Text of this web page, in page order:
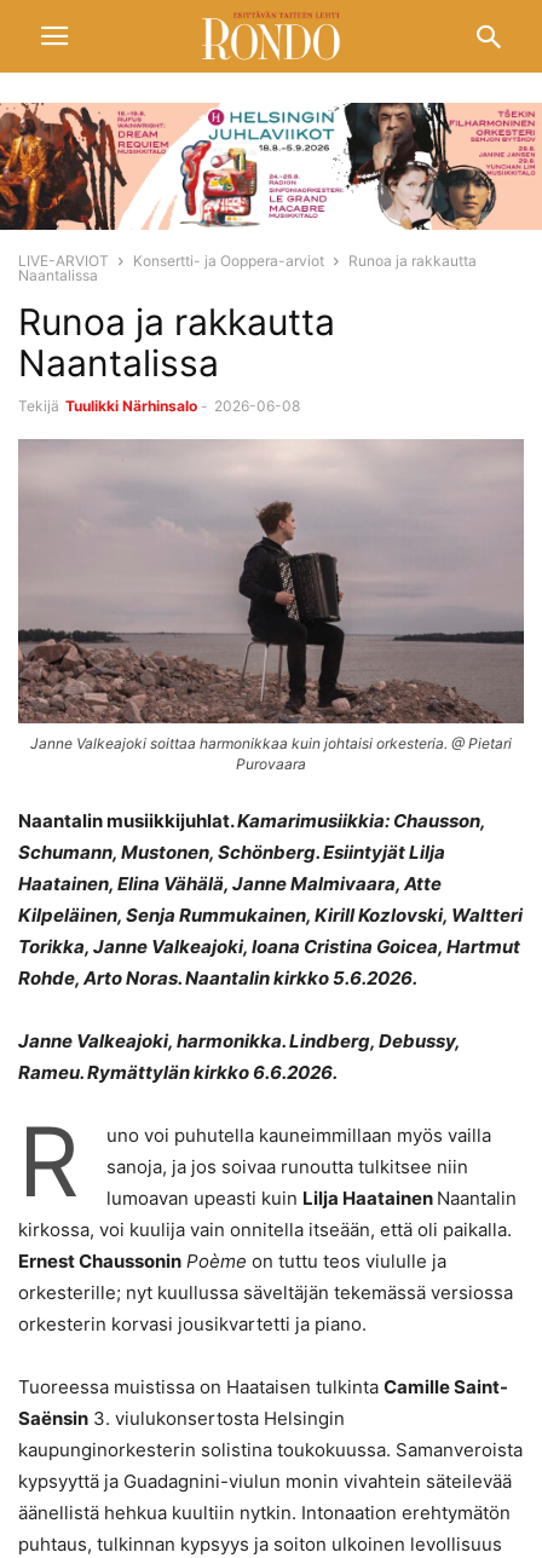
LIVE-ARVIOT Konsertti- ja Ooppera-arviot
Runoa ja rakkautta
Naantalissa
Runoa ja rakkautta
Naantalissa
Tekijä Tuulikki Närhinsalo - 2026-06-08
Janne Valkeajoki soittaa harmonikkaa kuin johtaisi orkesteria. @ Pietari
Purovaara
Naantalin musiikkijuhlat.Kamarimusiikkia: Chausson,
Schumann, Mustonen, Schönberg. Esiintyjät Lilja
Haatainen, Elina Vähälä, Janne Malmivaara, Atte
Kilpeläinen, Senja Rummukainen, Kirill Kozlovski, Waltteri
Torikka, Janne Valkeajoki, Ioana Cristina Goicea, Hartmut
Rohde, Arto Noras. Naantalin kirkko 5.6.2026.
Janne Valkeajoki, harmonikka. Lindberg, Debussy,
Rameu. Rymättylän kirkko 6.6.2026.
R
uno voi puhutella kauneimmillaan myös vailla
sanoja, ja jos soivaa runoutta tulkitsee niin
lumoavan upeasti kuin Lilja Haatainen Naantalin
kirkossa, voi kuulija vain onnitella itseään, että oli paikalla.
Ernest Chaussonin Poème on tuttu teos viululle ja
orkesterille; nyt kuullussa säveltäjän tekemässä versiossa
orkesterin korvasi jousikvartetti ja piano.
Tuoreessa muistissa on Haataisen tulkinta Camille Saint-
Saënsin 3. viulukonsertosta Helsingin
kaupunginorkesterin solistina toukokuussa. Samanveroista
kypsyyttä ja Guadagnini-viulun monin vivahtein säteilevää
äänellistä hehkua kuultiin nytkin. Intonaation erehtymätön
puhtaus, tulkinnan kypsyys ja soiton ulkoinen levollisuus